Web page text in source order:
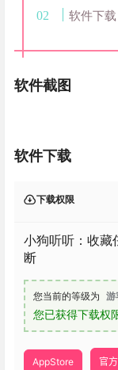
软件下载
软件截图
软件下载
下载权限
小狗听听：收藏
断
您当前的等级为 游
您已获得下载权
AppStore 官